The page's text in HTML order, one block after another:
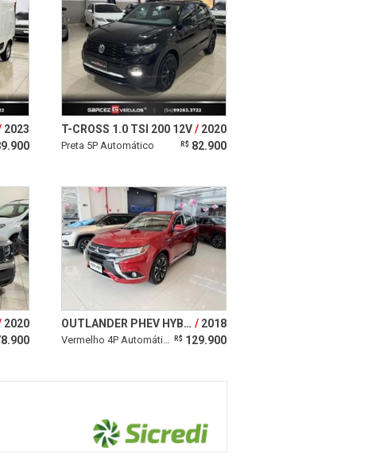
2023 T-CROSS 1.0 TSI 200 12V 2020
Preta 5P Automático R$ 82.900
2020 OUTLANDER PHEV HYBRID 2.0 16V 4X4 2018
R$ 129.900